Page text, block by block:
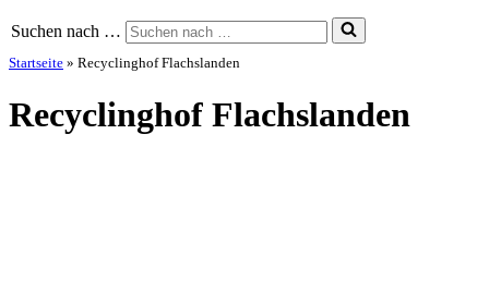
Suchen nach …
Startseite » Recyclinghof Flachslanden
Recyclinghof Flachslanden